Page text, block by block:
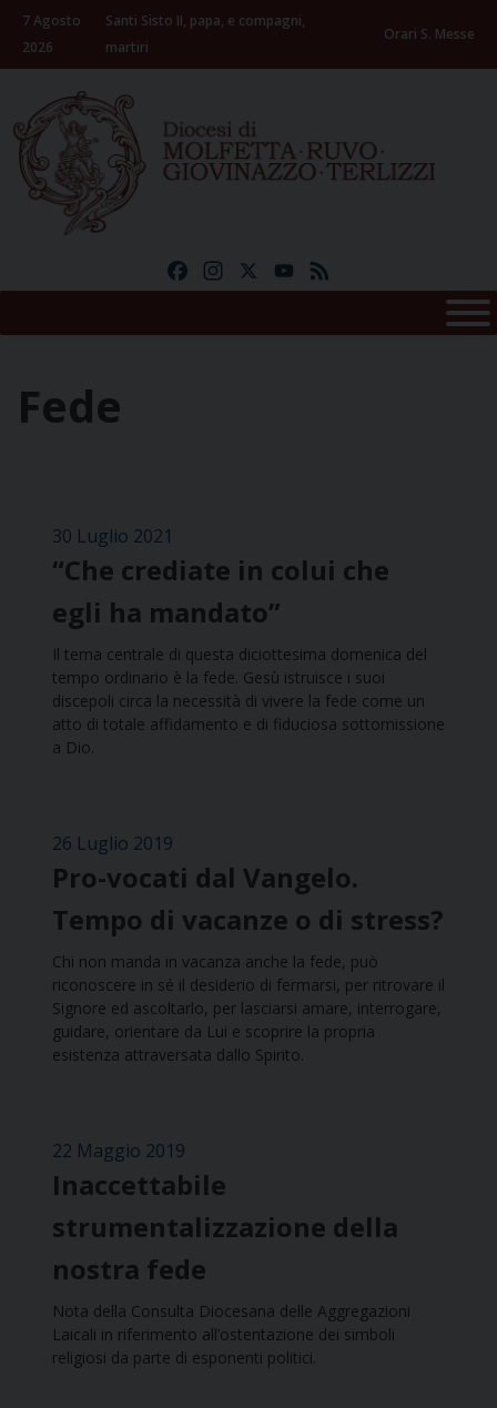
Skip
content
7 Agosto
2026
Santi Sisto II, papa, e compagni,
martiri
Orari S. Messe
FacebookInstagramYouTube
Fede
30 Luglio 2021
“Che crediate in colui che
egli ha mandato”
Il tema centrale di questa diciottesima domenica del
tempo ordinario è la fede. Gesù istruisce i suoi
discepoli circa la necessità di vivere la fede come un
atto di totale affidamento e di fiduciosa sottomissione
a Dio.
26 Luglio 2019
Pro-vocati dal Vangelo.
Tempo di vacanze o di stress?
Chi non manda in vacanza anche la fede, può
riconoscere in sé il desiderio di fermarsi, per ritrovare il
Signore ed ascoltarlo, per lasciarsi amare, interrogare,
guidare, orientare da Lui e scoprire la propria
esistenza attraversata dallo Spirito.
22 Maggio 2019
Inaccettabile
strumentalizzazione della
nostra fede
Nota della Consulta Diocesana delle Aggregazioni
Laicali in riferimento all’ostentazione dei simboli
religiosi da parte di esponenti politici.